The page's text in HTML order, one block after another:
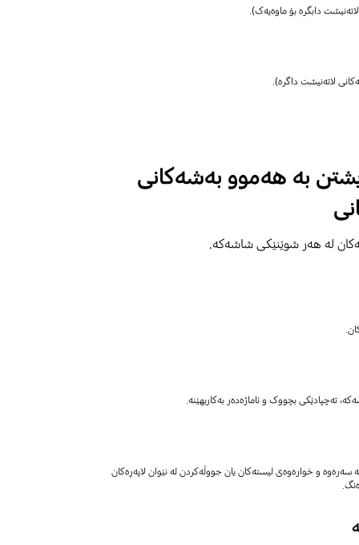
بە هەموو بەشەکانی
لە هەر شوێنێکی شاشەکە.
تەچپادێکی بچووک و ئاماژەدەر بەکاربهێنە.
سەرەوە و خوارەوەی لیستەکان یان جووڵەکردن لە نێوان لاپەڕەکان